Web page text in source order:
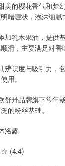
美的樱花香气和梦
啫喱状，泡沫细腻
加乳木果油，提供
滑，主要满足对香
辨识度与吸引力，
用。
舒丹品牌旗下常年
的粉丝基础。
浴露
(4.4)